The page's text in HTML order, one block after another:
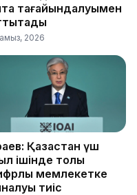
тағайындалуымен
2026
Қазақстан үш
ішінде толық
мемлекетке
тиіс